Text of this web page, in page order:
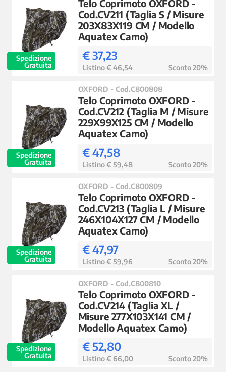
Spedizione
Gratuita
Telo Coprimoto OXFORD -
Cod.CV211 (Taglia S / Misure
203X83X119 CM / Modello
Aquatex Camo)
€ 37,23
Listino€ 46,54 Sconto 20%
Spedizione
Gratuita
OXFORD - Cod.C800808
Telo Coprimoto OXFORD -
Cod.CV212 (Taglia M / Misure
229X99X125 CM / Modello
Aquatex Camo)
€ 47,58
Listino€ 59,48 Sconto 20%
Spedizione
Gratuita
OXFORD - Cod.C800809
Telo Coprimoto OXFORD -
Cod.CV213 (Taglia L / Misure
246X104X127 CM / Modello
Aquatex Camo)
€ 47,97
Listino€ 59,96 Sconto 20%
Spedizione
Gratuita
OXFORD - Cod.C800810
Telo Coprimoto OXFORD -
Cod.CV214 (Taglia XL /
Misure 277X103X141 CM /
Modello Aquatex Camo)
€ 52,80
Listino€ 66,00 Sconto 20%